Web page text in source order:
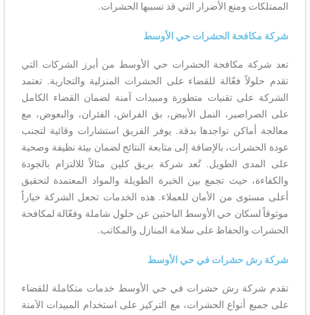
الممتلكات ومنع الأضرار التي قد تسببها الحشرات.
شركة مكافحة الحشرات حي الأوسط
تعد شركة مكافحة الحشرات حي الأوسط من أبرز الشركات التي
تقدم حلولاً فعّالة للقضاء على الحشرات المنزلية والتجارية. تعتمد
الشركة على تقنيات متطورة ومبيدات آمنة لضمان القضاء الكامل
على الصراصير، النمل الأبيض، بق الفراش، الفئران، والبعوض، مع
معالجة أماكن تواجدها بدقة. يوفر الفريق استشارات وقائية لتجنب
عودة الحشرات، بالإضافة إلى متابعة النتائج لضمان بيئة نظيفة وصحية
على المدى الطويل. تُعد شركة بريق كلين مثالاً للالتزام بالجودة
والكفاءة، حيث تجمع بين الخبرة الطويلة والمواد المعتمدة لتحقيق
أعلى مستوى من الأمان للعملاء. هذه الخدمات تجعل الشركة خياراً
موثوقاً لسكان حي الأوسط الباحثين عن حلول شاملة وفعّالة لمكافحة
الحشرات والحفاظ على سلامة المنازل والمكاتب.
شركة رش حشرات في حي الأوسط
تقدم شركة رش حشرات في حي الأوسط خدمات متكاملة للقضاء
على جميع أنواع الحشرات، مع التركيز على استخدام المبيدات الآمنة